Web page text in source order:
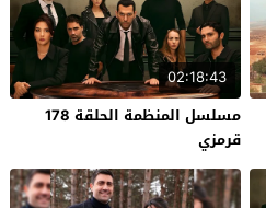
02:18:43
مسلسل المنظمة الحلقة 178
قرمزي